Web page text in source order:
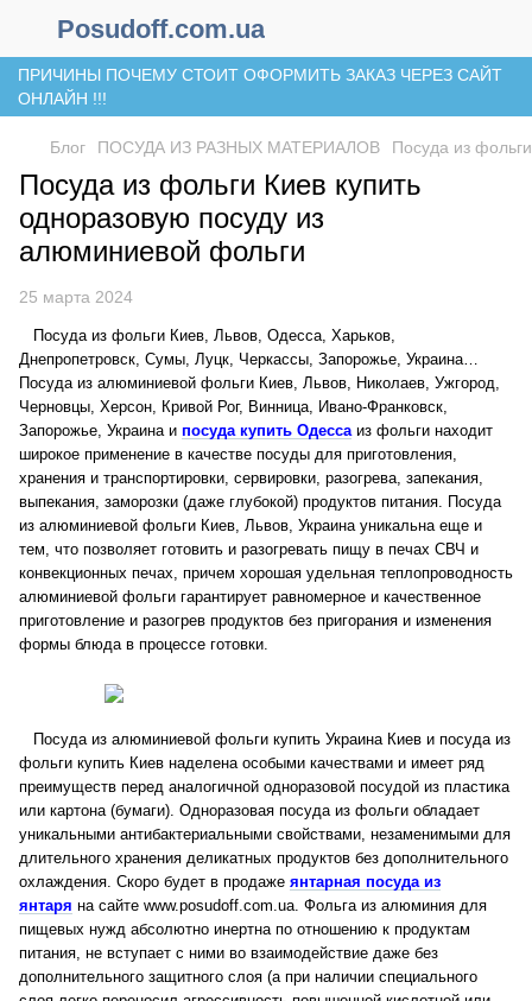
Posudoff.com.ua
ПРИЧИНЫ ПОЧЕМУ СТОИТ ОФОРМИТЬ ЗАКАЗ ЧЕРЕЗ САЙТ
ОНЛАЙН !!!
Блог ПОСУДА ИЗ РАЗНЫХ МАТЕРИАЛОВ Посуда из
Посуда из фольги Киев купить
одноразовую посуду из
алюминиевой фольги
25 марта 2024
Посуда из фольги Киев, Львов, Одесса, Харьков,
Днепропетровск, Сумы, Луцк, Черкассы, Запорожье, Украина…
Посуда из алюминиевой фольги Киев, Львов, Николаев, Ужгород,
Черновцы, Херсон, Кривой Рог, Винница, Ивано-Франковск,
Запорожье, Украина и посуда купить Одессаиз фольги находит
широкое применение в качестве посуды для приготовления,
хранения и транспортировки, сервировки, разогрева, запекания,
выпекания, заморозки (даже глубокой) продуктов питания. Посуда
из алюминиевой фольги Киев, Львов, Украина уникальна еще и
тем, что позволяет готовить и разогревать пищу в печах СВЧ и
конвекционных печах, причем хорошая удельная теплопроводность
алюминиевой фольги гарантирует равномерное и качественное
приготовление и разогрев продуктов без пригорания и изменения
формы блюда в процессе готовки.
Посуда из алюминиевой фольги купить Украина Киев и посуда из
фольги купить Киев наделена особыми качествами и имеет ряд
преимуществ перед аналогичной одноразовой посудой из пластика
или картона (бумаги). Одноразовая посуда из фольги обладает
уникальными антибактериальными свойствами, незаменимыми для
длительного хранения деликатных продуктов без дополнительного
охлаждения. Скоро будет в продаже янтарная посуда из
янтаря на сайте www.posudoff.com.ua. Фольга из алюминия для
пищевых нужд абсолютно инертна по отношению к продуктам
питания, не вступает с ними во взаимодействие даже без
дополнительного защитного слоя (а при наличии специального